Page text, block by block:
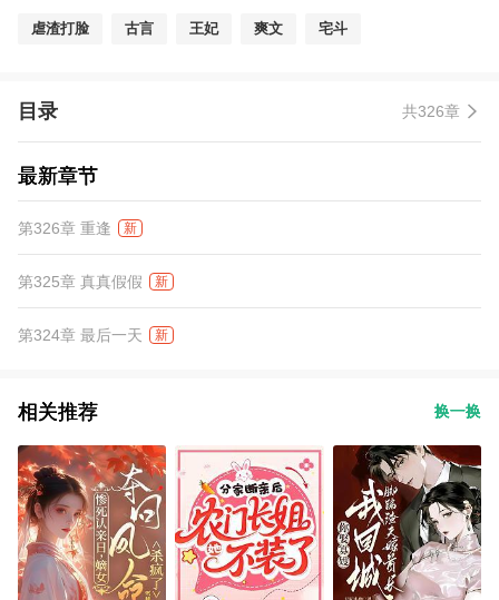
虐渣打脸 古言 王妃 爽文 宅斗
目录 共326章
最新章节
第326章 重逢 新
第325章 真真假假 新
第324章 最后一天 新
相关推荐 换一换